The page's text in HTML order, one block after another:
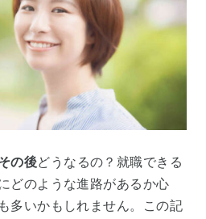
の後どうなるの？就職できる
どのような進路があるか心
多いかもしれません。この記